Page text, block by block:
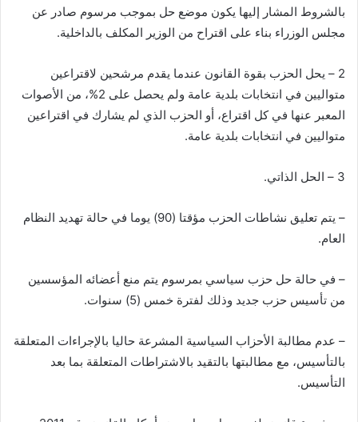
بالشروط المشار إليها يكون موضع حل بموجب مرسوم صادر عن
مجلس الوزراء بناء على اقتراح من الوزير المكلف بالداخلية.
2 – يحل الحزب بقوة القانون عندما يقدم مرشحين لاقتراعين
متواليين في انتخابات بلدية عامة ولم يحصل على 2%، من الأصوات
المعبر عنها في كل اقتراع، أو الحزب الذي لم يشارك في اقتراعين
متواليين في انتخابات بلدية عامة.
3 – الحل الذاتي.
– يتم تعليق نشاطات الحزب مؤقتا (90) يوما في حالة تهديد النظام
العام.
– في حالة حل حزب سياسي بمرسوم يتم منع أعضائه المؤسسين
من تأسيس حزب جديد وذلك لفترة خمس (5) سنوات.
– عدم مطالبة الأحزاب السياسية المشرعة حاليا بالإجراءات المتعلقة
بالتأسيس، مع مطالبتها بالتقيد بالاشتراطات المتعلقة بما بعد
التأسيس.